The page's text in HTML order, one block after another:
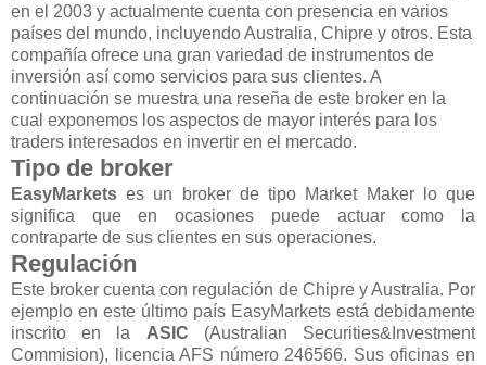
en el 2003 y actualmente cuenta con presencia en varios
países del mundo, incluyendo Australia, Chipre y otros. Esta
compañía ofrece una gran variedad de instrumentos de
inversión así como servicios para sus clientes. A
continuación se muestra una reseña de este broker en la
cual exponemos los aspectos de mayor interés para los
traders interesados en invertir en el mercado.
Tipo de broker
EasyMarkets es un broker de tipo Market Maker lo que
significa que en ocasiones puede actuar como la
contraparte de sus clientes en sus operaciones.
Regulación
Este broker cuenta con regulación de Chipre y Australia. Por
ejemplo en este último país EasyMarkets está debidamente
inscrito en la ASIC (Australian Securities&Investment
Commision), licencia AFS número 246566. Sus oficinas en